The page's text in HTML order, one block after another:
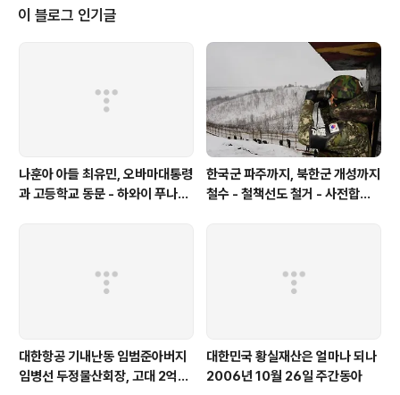
자료입니다 저도 자료스캔이 끝나는 데로 하나 하나 공개
하겠습니다 안치용 백 큰 화면이나 자료 다운로드는 화면
창 아래 파일명을 클릭하시면 됩니다 여러분의 제보도 환
이 블로그 인기글
나훈아 아들 최유민, 오바마대통령
과 고등학교 동문 - 하와이 푸나호
한국군 파주까지, 북한군 개성까지
철수 - 철책선도 철거 - 사전합의
대한항공 기내난동 임범준아버지
임병선 두정물산회장, 고대 2억기
대한민국 황실재산은 얼마나 되나
2006년 10월 26일 주간동아